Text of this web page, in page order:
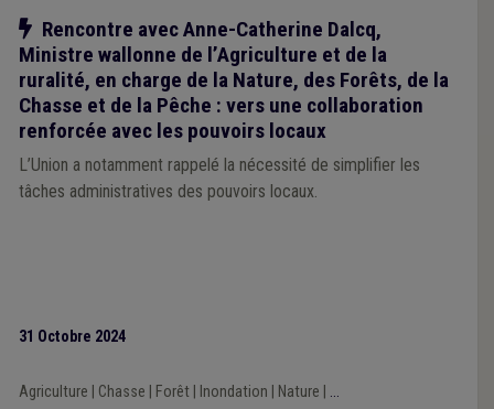
Notre action
Rencontre avec Anne-Catherine Dalcq,
Ministre wallonne de l’Agriculture et de la
ruralité, en charge de la Nature, des Forêts, de la
Chasse et de la Pêche : vers une collaboration
renforcée avec les pouvoirs locaux
L’Union a notamment rappelé la nécessité de simplifier les
tâches administratives des pouvoirs locaux.
31 Octobre 2024
Agriculture Chasse Forêt| Inondation Nature ...